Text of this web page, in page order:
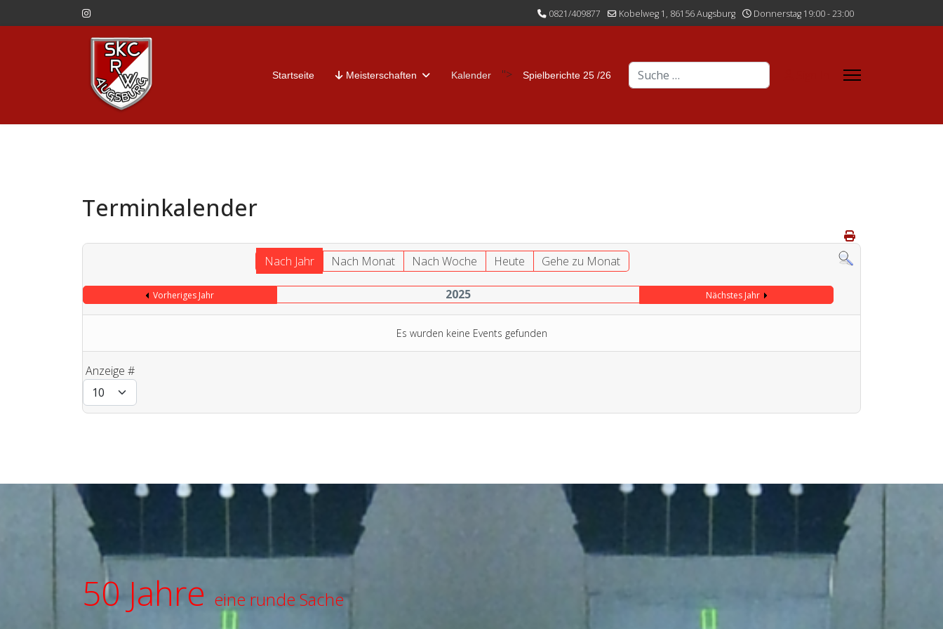
0821/409877 Kobelweg 1, 86156 Augsburg Donnerstag 19:00 - 23:00
Startseite Meisterschaften Kalender "> Spielberichte 25 /26 Suchen
Terminkalender
Nach Jahr Nach Monat Nach Woche Heute Gehe zu Monat
Vorheriges Jahr 2025 Nächstes Jahr
Es wurden keine Events gefunden
Anzeige #
50 Jahre eine runde Sache